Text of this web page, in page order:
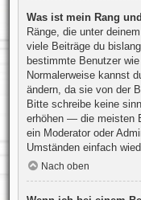
Was ist mein Rang
Ränge, die unter
viele Beiträge du
bestimmte Benutzer
Normalerweise kannst
ändern, da sie von der
Bitte schreibe keine
erhöhen — die meisten
ein Moderator oder
Umständen einfach
Nach oben